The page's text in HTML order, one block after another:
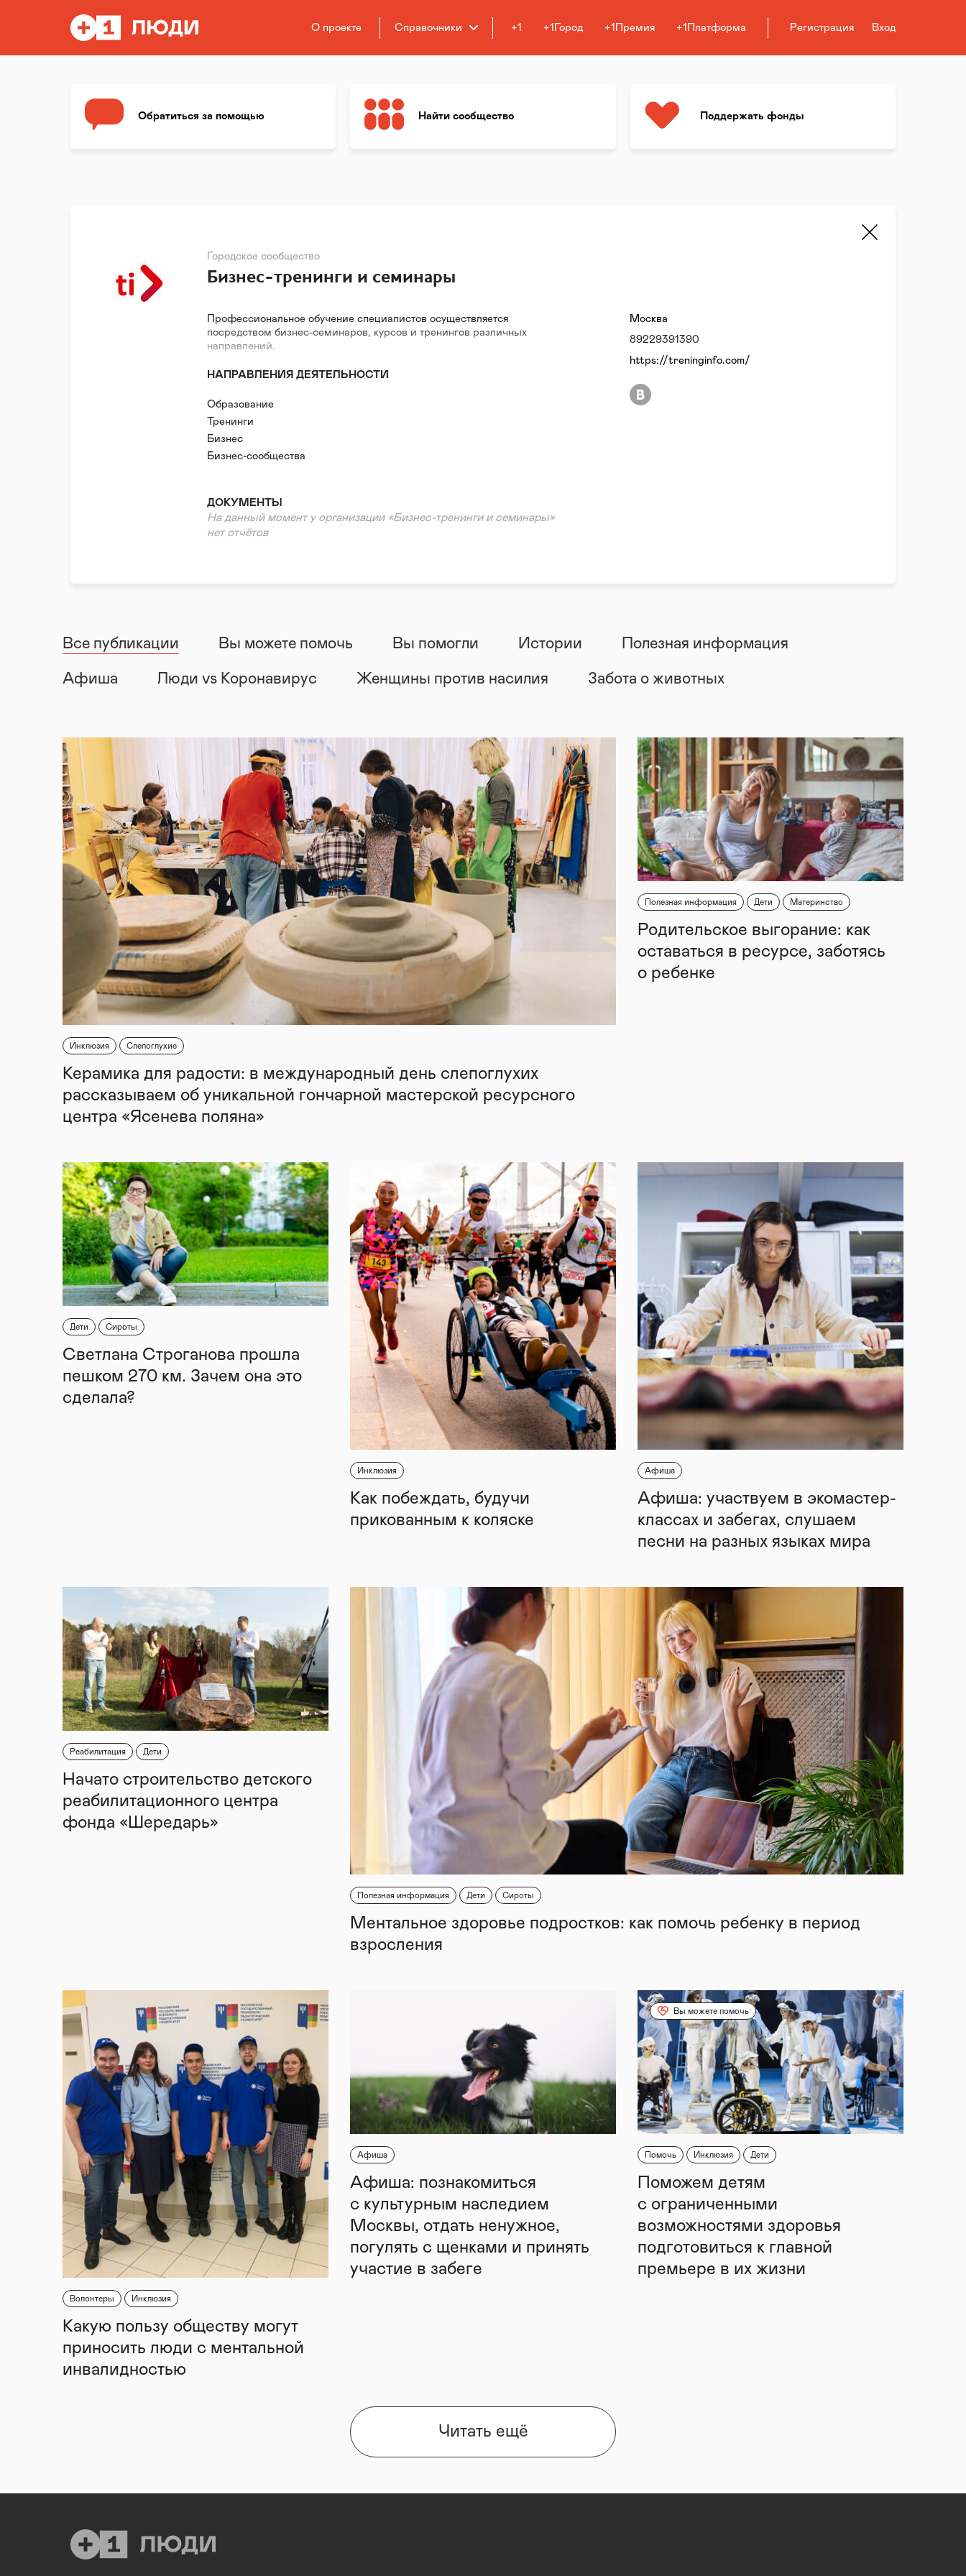
О проекте Справочники +1 +1Город +1Премия +1Платформа Регистрация Вход
Обратиться за помощью Найти сообщество Поддержать фонды
Городское сообщество
Бизнес-тренинги и семинары
Профессиональное обучение специалистов осуществляется
посредством бизнес-семинаров, курсов и тренингов различных
направлений.
НАПРАВЛЕНИЯ ДЕЯТЕЛЬНОСТИ
Образование
Тренинги
Бизнес
Бизнес-сообщества
ДОКУМЕНТЫ
На данный момент у организации «Бизнес-тренинги и семинары»
нет отчётов
Москва
89229391390
https://treninginfo.com/
Все публикации Вы можете помочь Вы помогли Истории Полезная информация
Афиша Люди vs Коронавирус Женщины против насилия Забота о животных
Инклюзия Слепоглухие
Керамика для радости: в международный день слепоглухих
рассказываем об уникальной гончарной мастерской ресурсного
центра «Ясенева поляна»
Полезная информация Дети Материнство
Родительское выгорание: как
оставаться в ресурсе, заботясь
о ребенке
Дети Сироты
Светлана Строганова прошла
пешком 270 км. Зачем она это
сделала?
Инклюзия
Как побеждать, будучи
прикованным к коляске
Афиша
Афиша: участвуем в экомастер-
классах и забегах, слушаем
песни на разных языках мира
Реабилитация Дети
Начато строительство детского
реабилитационного центра
фонда «Шередарь»
Полезная информация Дети Сироты
Ментальное здоровье подростков: как помочь ребенку в период
взросления
Волонтеры Инклюзия
Какую пользу обществу могут
приносить люди с ментальной
инвалидностью
Афиша
Афиша: познакомиться
с культурным наследием
Москвы, отдать ненужное,
погулять с щенками и принять
участие в забеге
Вы можете помочь
Помочь Инклюзия Дети
Поможем детям
с ограниченными
возможностями здоровья
подготовиться к главной
премьере в их жизни
Читать ещё